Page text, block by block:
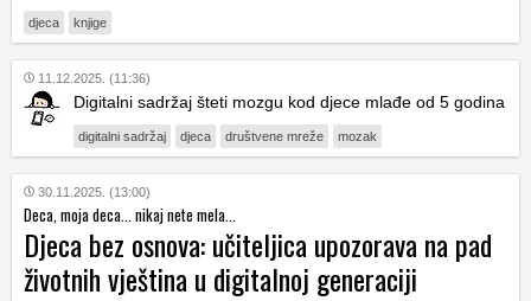
djeca knjige
11.12.2025. (11:36)
Digitalni sadržaj šteti mozgu kod djece mlađe od 5 godina
digitalni sadržaj djeca društvene mreže mozak
30.11.2025. (13:00)
Deca, moja deca... nikaj nete mela...
Djeca bez osnova: učiteljica upozorava na pad
životnih vještina u digitalnoj generaciji